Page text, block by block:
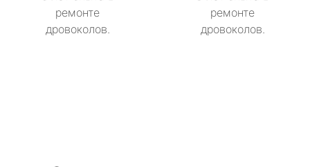
ремонте
дровоколов.
ремонте
дровоколов.